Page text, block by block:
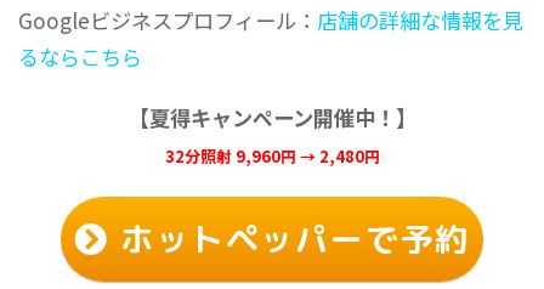
Googleビジネスプロフィール： 店舗の詳細な情報を見
るならこちら
【夏得キャンペーン開催中！】
32分照射 9,960円 → 2,480円
ホットペッパーで予約